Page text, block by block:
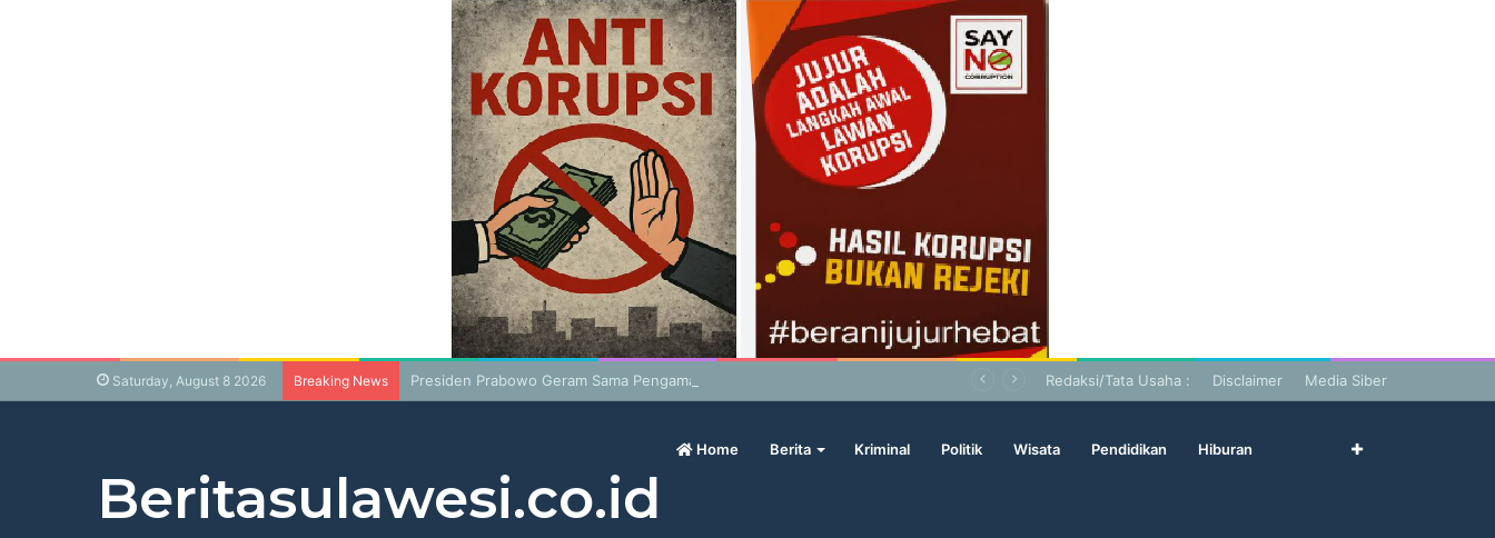
Saturday, August 8 2026 Breaking News Presiden Prabowo Geram Sama Pengamat, Menilai Harga Beras Terlalu Mahal Redaksi/Tata Usaha : Disclaimer Media Siber
Beritasulawesi.co.id
Home Berita Kriminal Politik Wisata Pendidikan Hiburan